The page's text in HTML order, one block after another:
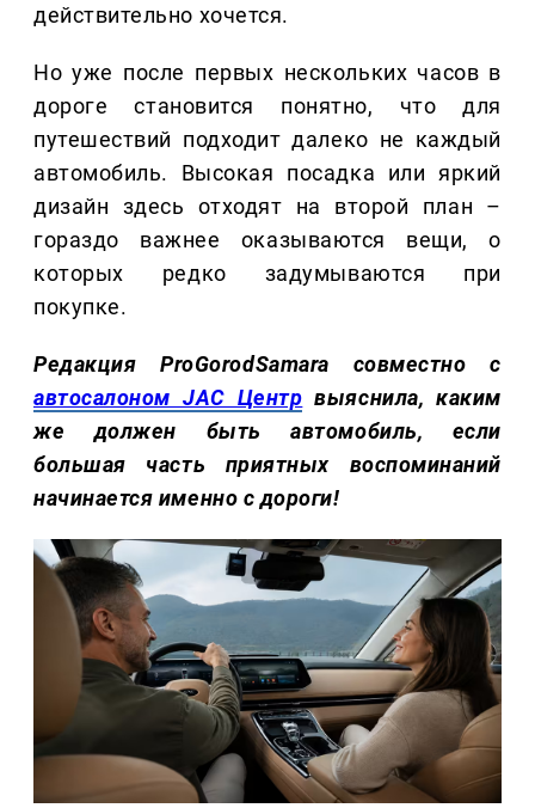
действительно хочется.
Но уже после первых нескольких часов в
дороге становится понятно, что для
путешествий подходит далеко не каждый
автомобиль. Высокая посадка или яркий
дизайн здесь отходят на второй план –
гораздо важнее оказываются вещи, о
которых редко задумываются при
покупке.
Редакция ProGorodSamara совместно с
автосалоном JAC Центр выяснила, каким
же должен быть автомобиль, если
большая часть приятных воспоминаний
начинается именно с дороги!